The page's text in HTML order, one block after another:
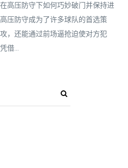
高压防守下如何巧妙破门并保持进
压防守成为了许多球队的首选策
，还能通过前场逼抢迫使对方犯
借...